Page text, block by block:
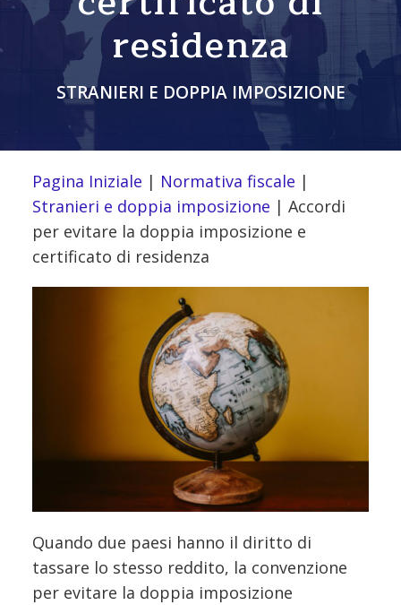
residenza
STRANIERI E DOPPIA IMPOSIZIONE
Pagina Iniziale | Normativa fiscale |
Stranieri e doppia imposizione | Accordi
per evitare la doppia imposizione e
certificato di residenza
Quando due paesi hanno il diritto di
tassare lo stesso reddito, la convenzione
per evitare la doppia imposizione